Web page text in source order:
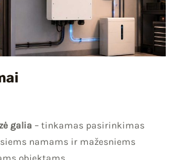
galia – tinkamas pasirinkimas
namams ir mažesniems